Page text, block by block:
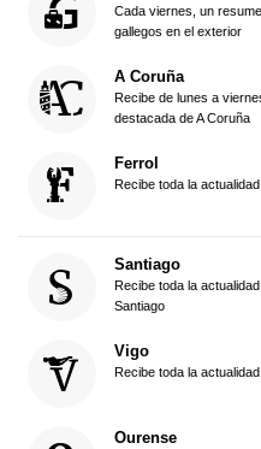
Cada viernes, un
gallegos en el exterior
A Coruña
Recibe de lunes a
destacada de A Coruña
Ferrol
Recibe toda la
Santiago
Recibe toda la
Santiago
Vigo
Recibe toda la
Ourense